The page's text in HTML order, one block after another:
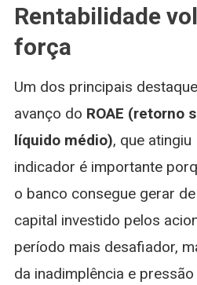
Rentabilidade
força
Um dos principais
avanço do ROAE (retorno
líquido médio), que atingiu
indicador é importante
o banco consegue gerar
capital investido pelos
período mais desafiador,
da inadimplência e